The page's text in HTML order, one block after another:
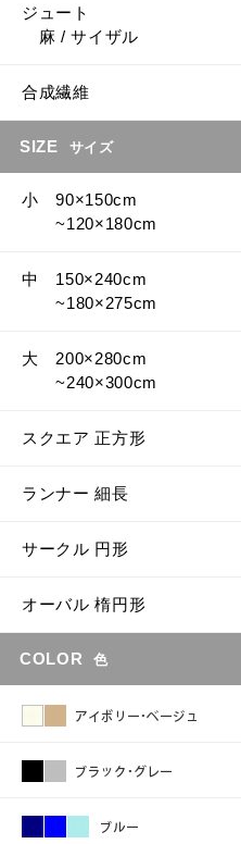
ジュート
麻 / サイザル
合成繊維
SIZE サイズ
小 90×150cm
~120×180cm
中 150×240cm
~180×275cm
大 200×280cm
~240×300cm
スクエア 正方形
ランナー 細長
サークル 円形
オーバル 楕円形
COLOR 色